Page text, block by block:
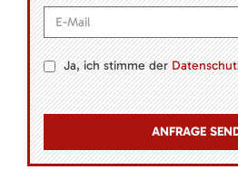
Ja, ich stimme der